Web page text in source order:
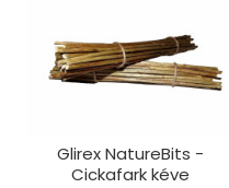
Glirex NatureBits -
Cickafark kéve